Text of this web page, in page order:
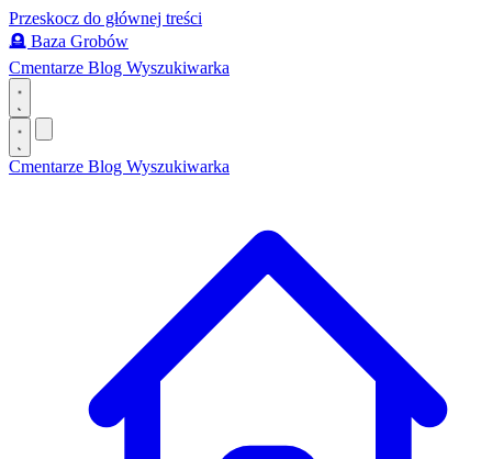
Przeskocz do głównej treści
🪦 Baza Grobów
Cmentarze Blog Wyszukiwarka
Cmentarze Blog Wyszukiwarka